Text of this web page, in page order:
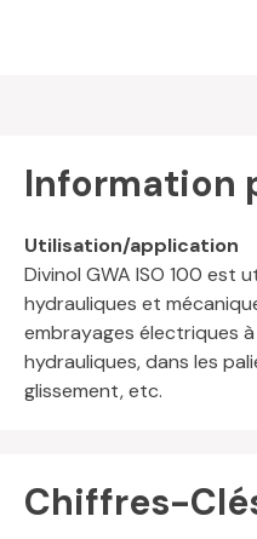
Information
Utilisation/application
Divinol GWA ISO 100 est
hydrauliques et
embrayages électriques
hydrauliques, dans les
glissement, etc.
Chiffres-